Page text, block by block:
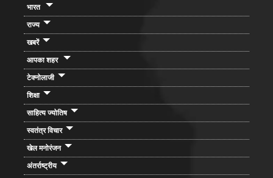
भारत
राज्य
खबरें
आपका शहर
टेक्नोलाजी
शिक्षा
साहित्य ज्योतिष
स्वतंत्र विचार
खेल मनोरंजन
अंतर्राष्ट्रीय